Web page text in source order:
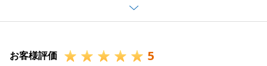
お引渡しまで迎えられたこと、担当としてとても嬉し
く思います。
ご相談ください。
お客様評価 5